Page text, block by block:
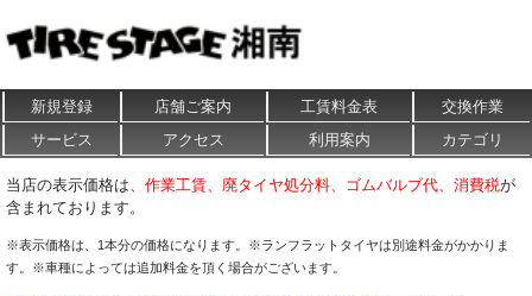
新規登録 店舗ご案内 工賃料金表
交換作業
サービス
アクセス 利用案内 カテゴリ
当店の表示価格は、 作業工賃、廃タイヤ処分料、ゴムバルブ代、消費税が
含まれております。
※表示価格は、1本分の価格になります。※ランフラットタイヤは別途料金がかかりま
す。※車種によっては追加料金を頂く場合がございます。